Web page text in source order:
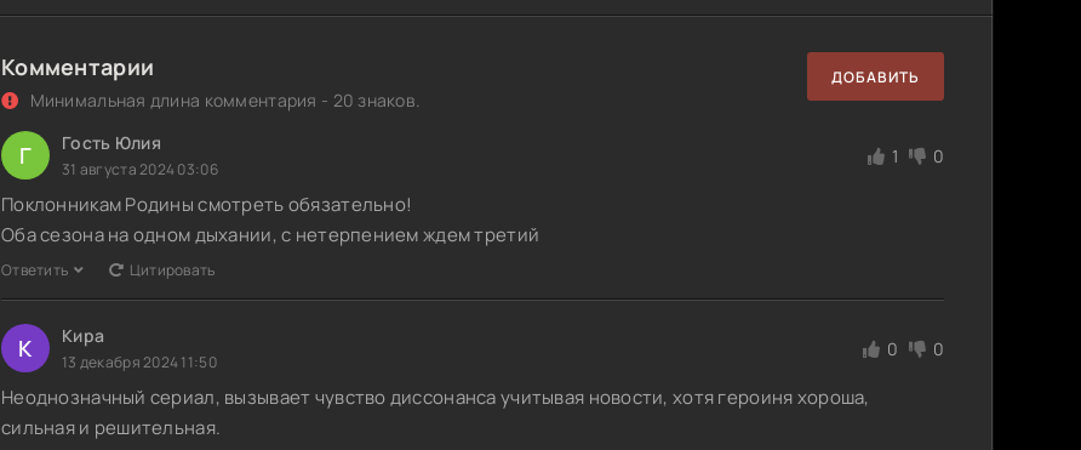
Комментарии
Минимальная длина комментария - 20 знаков.
ДОБАВИТЬ
Г Гость Юлия
31 августа 2024 03:06
1 0
Поклонникам Родины смотреть обязательно!
Оба сезона на одном дыхании, с нетерпением ждем третий
Ответить Цитировать
К Кира
13 декабря 2024 11:50
0 0
Неоднозначный сериал, вызывает чувство диссонанса учитывая новости, хотя героиня хороша,
сильная и решительная.